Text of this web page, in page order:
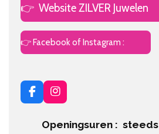
👉 Website ZILVER Juwelen
👉 Facebook of Instagram :
F
a
I
n
t
Openingsuren : steeds